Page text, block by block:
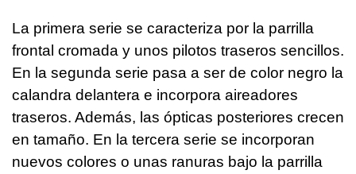
La primera serie se caracteriza por la parrilla
frontal cromada y unos pilotos traseros sencillos.
En la segunda serie pasa a ser de color negro la
calandra delantera e incorpora aireadores
traseros. Además, las ópticas posteriores crecen
en tamaño. En la tercera serie se incorporan
nuevos colores o unas ranuras bajo la parrilla